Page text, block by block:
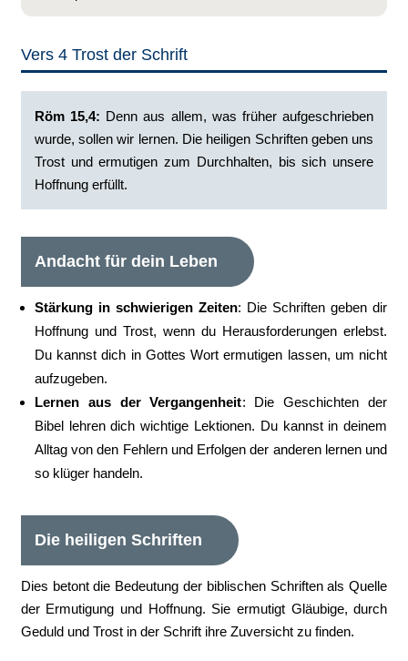
Vers 4 Trost der Schrift
Röm 15,4: ‭Denn aus allem, was früher aufgeschrieben
wurde, sollen wir lernen. Die heiligen Schriften geben uns
Trost und ermutigen zum Durchhalten, bis sich unsere
Hoffnung erfüllt.‭
Andacht für dein Leben
Stärkung in schwierigen Zeiten: Die Schriften geben dir
Hoffnung und Trost, wenn du Herausforderungen erlebst.
Du kannst dich in Gottes Wort ermutigen lassen, um nicht
aufzugeben.
Lernen aus der Vergangenheit: Die Geschichten der
Bibel lehren dich wichtige Lektionen. Du kannst in deinem
Alltag von den Fehlern und Erfolgen der anderen lernen und
so klüger handeln.
Die heiligen Schriften
Dies betont die Bedeutung der biblischen Schriften als Quelle
der Ermutigung und Hoffnung. Sie ermutigt Gläubige, durch
Geduld und Trost in der Schrift ihre Zuversicht zu finden.